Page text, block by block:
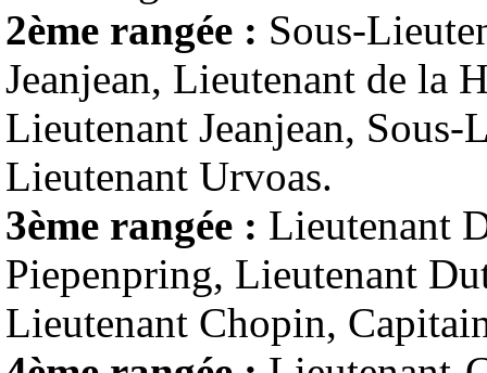
2ème rangée : Sous-
Jeanjean, Lieutenant de la
Lieutenant Jeanjean, Sous-
Lieutenant Urvoas.
3ème rangée : Lieutenant
Piepenpring, Lieutenant
Lieutenant Chopin,